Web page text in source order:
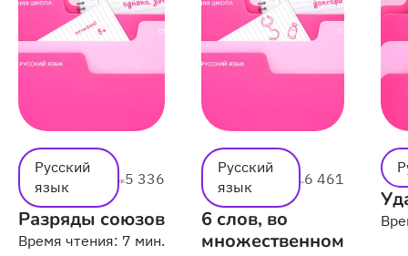
Русский
язык
5 336
Разряды союзов
Время чтения: 7 мин.
Русский
язык
6 461
6 слов, во
множественном